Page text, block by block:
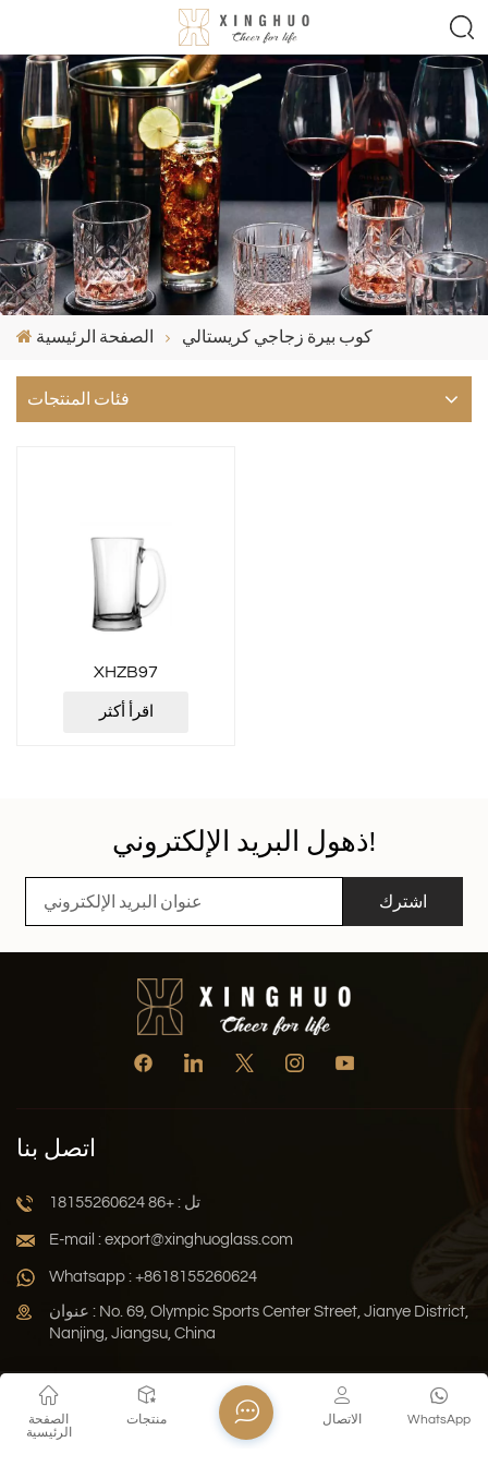
الصفحة الرئيسية كوب بيرة زجاجي كريستالي
فئات المنتجات
XHZB97
اقرأ أكثر
ذهول البريد الإلكتروني!
اشترك
اتصل بنا
تل : +86 18155260624
E-mail : export@xinghuoglass.com
Whatsapp : +8618155260624
عنوان : No. 69, Olympic Sports Center Street, Jianye District,
Nanjing, Jiangsu, China
Xml سياسة الخصوصية المدونة
خريطة الموقع
حقوق النشر © 2026 Jiangsu Xinghuo Technology Co., Ltd. جميع
الصفحة
الرئيسية
منتجات WhatsApp الاتصال